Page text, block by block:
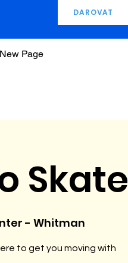
New Page
DAROVAT
Skate
- Whitman
to get you moving with